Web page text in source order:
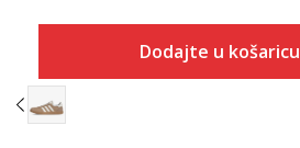
Dodajte u košaricu